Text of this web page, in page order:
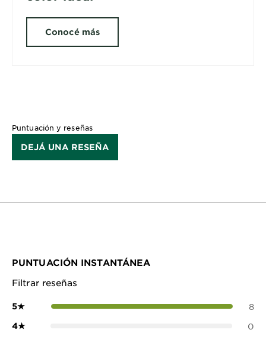
Conocé más
Puntuación y reseñas
DEJÁ UNA RESEÑA
PUNTUACIÓN INSTANTÁNEA
Filtrar reseñas
5★ 8
4★ 0